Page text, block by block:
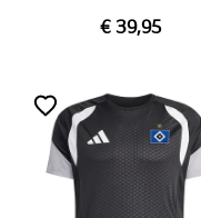
€ 39,95